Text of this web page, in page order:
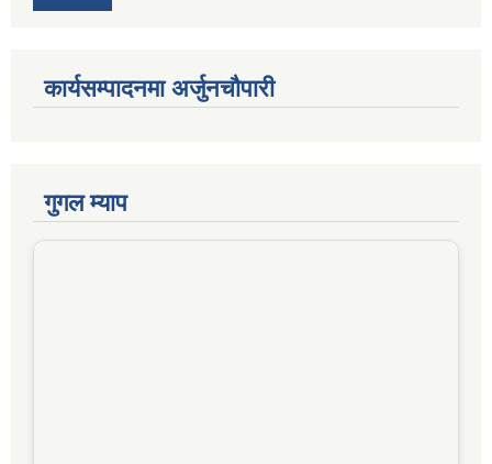
कार्यसम्पादनमा अर्जुनचौपारी
गुगल म्याप